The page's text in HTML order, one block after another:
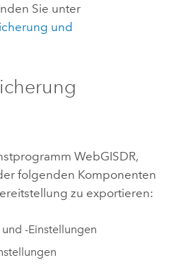
Sie unter
und
WebGISDR,
folgenden Komponenten
zu exportieren:
-Einstellungen